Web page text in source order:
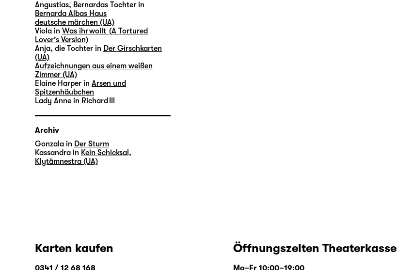
Angustias, Bernardas Tochter in
Bernarda Albas Haus
deutsche märchen (UA)
Viola in Was ihr wollt (A Tortured
Lover’s Version)
Anja, die Tochter in Der Girschkarten
(UA)
Aufzeichnungen aus einem weißen
Zimmer (UA)
Elaine Harper in Arsen und
Spitzenhäubchen
Lady Anne in Richard III
Archiv
Gonzala in Der Sturm
Kassandra in Kein Schicksal,
Klytämnestra (UA)
Karten kaufen
0341 / 12 68 168
Öffnungszeiten Theaterkasse
Mo–Fr 10:00–19:00